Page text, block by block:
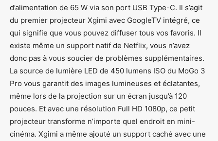
d’alimentation de 65 W via son port USB Type-C. Il s’agit
du premier projecteur Xgimi avec GoogleTV intégré, ce
qui signifie que vous pouvez diffuser tous vos favoris. Il
existe même un support natif de Netflix, vous n’avez
donc pas à vous soucier de problèmes supplémentaires.
La source de lumière LED de 450 lumens ISO du MoGo 3
Pro vous garantit des images lumineuses et éclatantes,
même lors de la projection sur un écran jusqu’à 120
pouces. Et avec une résolution Full HD 1080p, ce petit
projecteur transforme n’importe quel endroit en mini-
cinéma. Xgimi a même ajouté un support caché avec une